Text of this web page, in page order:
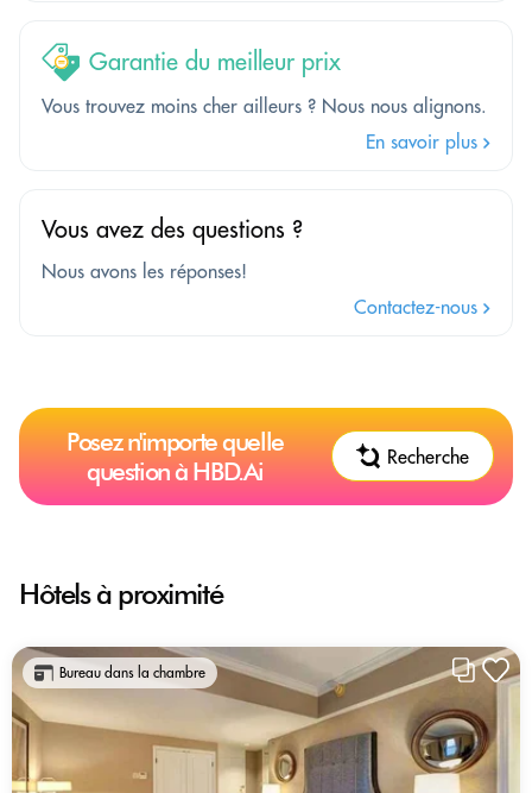
Garantie du meilleur prix
Vous trouvez moins cher ailleurs ? Nous nous alignons.
En savoir plus
Vous avez des questions ?
Nous avons les réponses!
Contactez-nous
Posez n'importe quelle
question à HBD.Ai
Recherche
Hôtels à proximité
Bureau dans la chambre